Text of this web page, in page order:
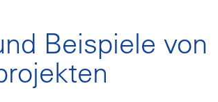
Beispiele von